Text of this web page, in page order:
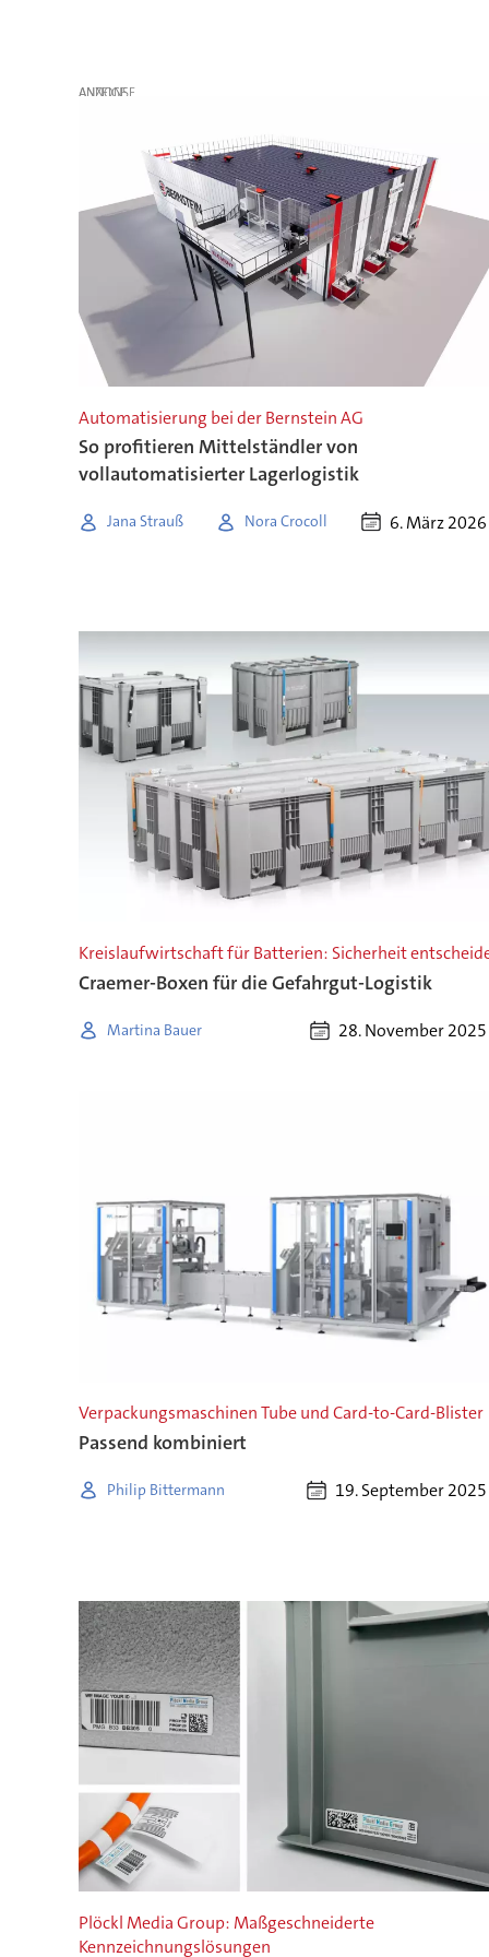
ANZEIGE
Automatisierung bei der Bernstein AG
So profitieren Mittelständler von
vollautomatisierter Lagerlogistik
Jana Strauß Nora Crocoll 6. März 2026
Kreislaufwirtschaft für Batterien: Sicherheit
Craemer-Boxen für die Gefahrgut-Logistik
Martina Bauer 28. November 2025
Verpackungsmaschinen Tube und Card-to-Card-Blister
Passend kombiniert
Philip Bittermann 19. September 2025
Plöckl Media Group: Maßgeschneiderte
Kennzeichnungslösungen